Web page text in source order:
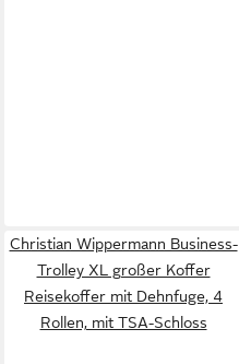
Christian Wippermann Business-
Trolley XL großer Koffer
Reisekoffer mit Dehnfuge, 4
Rollen, mit TSA-Schloss